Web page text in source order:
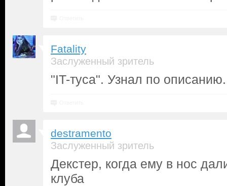
Fatality
Заслуженный зритель
"IT-туса". Узнал по описанию.
destramento
Заслуженный зритель
Декстер, когда ему в нос
клуба